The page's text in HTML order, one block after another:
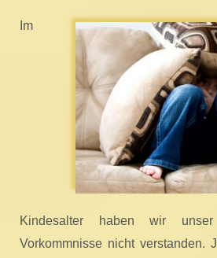
Im
Kindesalter haben wir
Vorkommnisse nicht verstanden.